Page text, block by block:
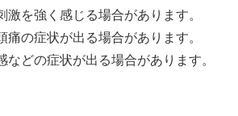
を強く感じる場合があります。
の症状が出る場合があります。
どの症状が出る場合があります。